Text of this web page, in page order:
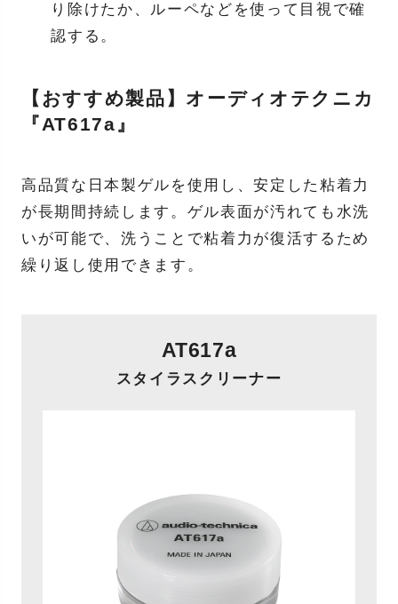
り除けたか、ルーペなどを使って目視で確
認する。
【おすすめ製品】オーディオテクニカ
『AT617a』
高品質な日本製ゲルを使用し、安定した粘着力
が長期間持続します。ゲル表面が汚れても水洗
いが可能で、洗うことで粘着力が復活するため
繰り返し使用できます。
AT617a
スタイラスクリーナー